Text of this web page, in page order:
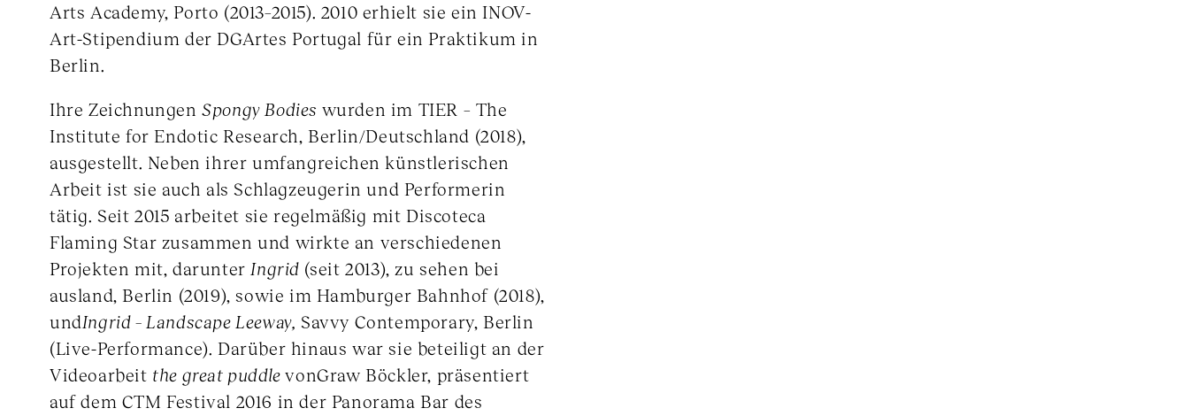
Arts Academy, Porto (2013–2015). 2010 erhielt sie ein INOV-
Art-Stipendium der DGArtes Portugal für ein Praktikum in
Berlin.
Ihre ZeichnungenSpongy Bodies wurden im TIER – The
Institute for Endotic Research, Berlin/Deutschland (2018),
ausgestellt. Neben ihrer umfangreichen künstlerischen
Arbeit ist sie auch als Schlagzeugerin und Performerin
tätig. Seit 2015 arbeitet sie regelmäßig mit Discoteca
Flaming Star zusammen und wirkte an verschiedenen
Projekten mit, darunter Ingrid (seit 2013), zu sehen bei
ausland, Berlin (2019), sowie im Hamburger Bahnhof (2018),
undIngrid – Landscape Leeway, Savvy Contemporary, Berlin
(Live-Performance). Darüber hinaus war sie beteiligt an der
Videoarbeit the great puddlevonGraw Böckler, präsentiert
auf dem CTM Festival 2016 in der Panorama Bar des